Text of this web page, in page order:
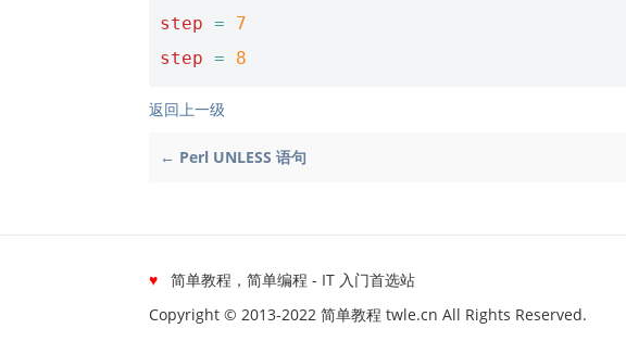
step =
7
step = 8
返回上一级
← Perl UNLESS 语句
♥ 简单教程，简单编程 - IT 入门首选站
Copyright © 2013-2022 简单教程 twle.cn All Rights Reserved.